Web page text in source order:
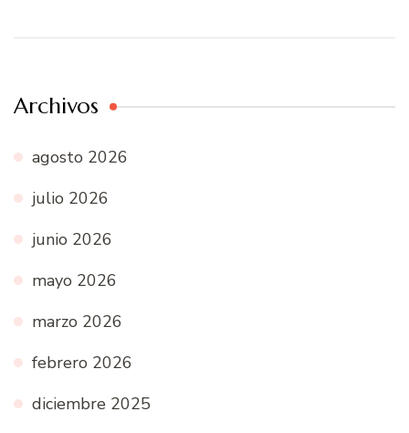
Archivos
agosto 2026
julio 2026
junio 2026
mayo 2026
marzo 2026
febrero 2026
diciembre 2025